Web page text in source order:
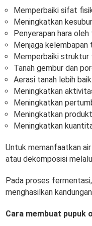
Memperbaiki sifat
Meningkatkan
Penyerapan hara
Menjaga kelembapan
Memperbaiki struktur
Tanah gembur dan
Aerasi tanah lebih baik.
Meningkatkan
Meningkatkan
Meningkatkan
Meningkatkan
Untuk memanfaatkan
atau dekomposisi
Pada proses
menghasilkan
Cara membuat pupuk